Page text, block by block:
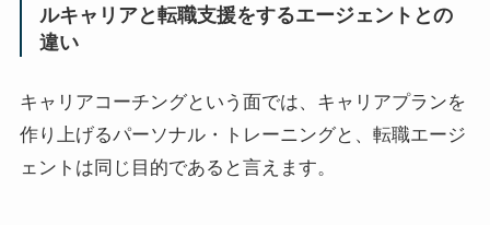
ルキャリアと転職支援をするエージェントとの
違い
キャリアコーチングという面では、キャリアプランを
作り上げるパーソナル・トレーニングと、転職エージ
ェントは同じ目的であると言えます。